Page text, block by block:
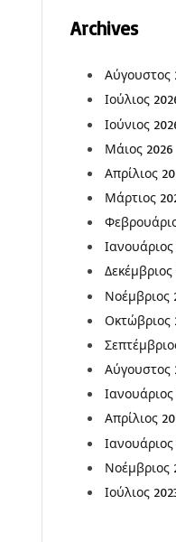
Archives
Αύγουστος
Ιούλιος
Ιούνιος
Μάιος 2026
Απρίλιος
Μάρτιος
Ιανουάριος
Δεκέμβριος
Νοέμβριος
Οκτώβριος
Αύγουστος
Ιανουάριος
Απρίλιος
Ιανουάριος
Νοέμβριος
Ιούλιος